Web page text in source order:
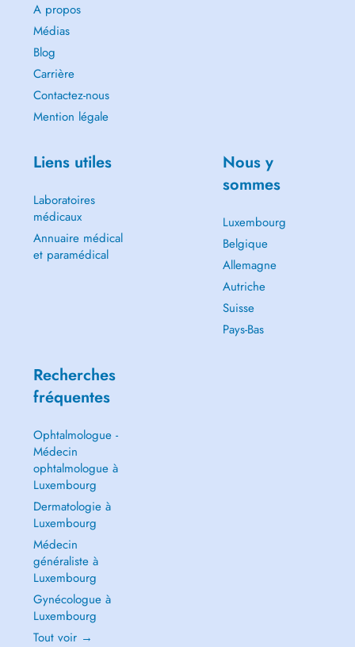
A propos
Médias
Blog
Carrière
Contactez-nous
Mention légale
Liens utiles
Laboratoires
médicaux
Annuaire médical
et paramédical
Nous y
sommes
Luxembourg
Belgique
Allemagne
Autriche
Suisse
Pays-Bas
Recherches
fréquentes
Ophtalmologue -
Médecin
ophtalmologue à
Luxembourg
Dermatologie à
Luxembourg
Médecin
généraliste à
Luxembourg
Gynécologue à
Luxembourg
Tout voir →